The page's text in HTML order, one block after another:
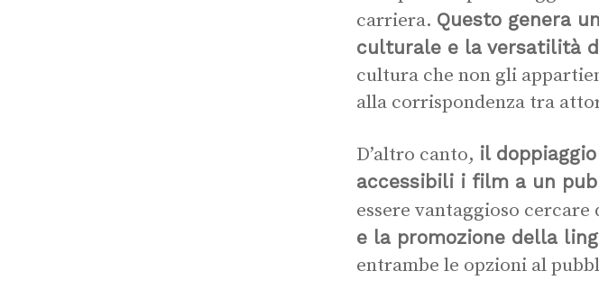
carriera. Questo genera
culturale e la versatilità
cultura che non gli
alla corrispondenza tra
D’altro canto, il
accessibili i film a un
essere vantaggioso cercare
e la promozione della
entrambe le opzioni al